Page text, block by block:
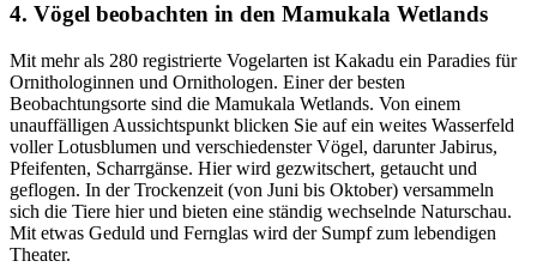
4. Vögel beobachten in den Mamukala Wetlands
Mit mehr als 280 registrierte Vogelarten ist Kakadu ein Paradies für
Ornithologinnen und Ornithologen. Einer der besten
Beobachtungsorte sind die Mamukala Wetlands. Von einem
unauffälligen Aussichtspunkt blicken Sie auf ein weites Wasserfeld
voller Lotusblumen und verschiedenster Vögel, darunter Jabirus,
Pfeifenten, Scharrgänse. Hier wird gezwitschert, getaucht und
geflogen. In der Trockenzeit (von Juni bis Oktober) versammeln
sich die Tiere hier und bieten eine ständig wechselnde Naturschau.
Mit etwas Geduld und Fernglas wird der Sumpf zum lebendigen
Theater.